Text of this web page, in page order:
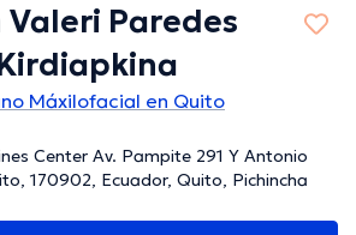
Valeri Paredes
Máxilofacial en Quito
Center Av. Pampite 291 Y Antonio
170902, Ecuador, Quito, Pichincha